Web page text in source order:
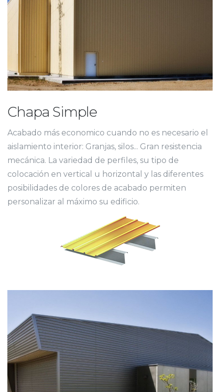
Chapa Simple
Acabado más economico cuando no es necesario el
aislamiento interior: Granjas, silos... Gran resistencia
mecánica. La variedad de perfiles, su tipo de
colocación en vertical u horizontal y las diferentes
posibilidades de colores de acabado permiten
personalizar al máximo su edificio.